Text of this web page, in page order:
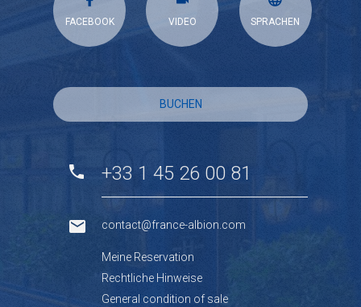
FACEBOOK VIDEO SPRACHEN
BUCHEN
+33 1 45 26 00 81
contact@france-albion.com
Meine Reservation
Rechtliche Hinweise
General condition of sale